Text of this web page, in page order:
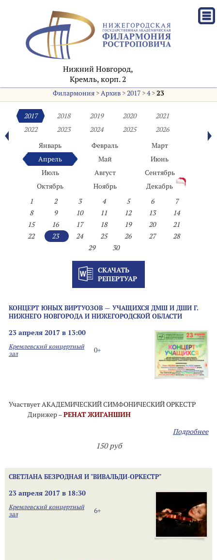
Нижний Новгород,
Кремль, корп. 2
Филармония>Архив>2017>4>23
2017 2018 2019 2020
2021
2022
2023 2024 2025
2026
Январь
Февраль
Март
Апрель
Май
Июнь
Июль
Август
Сентябрь
Октябрь
Ноябрь
Декабрь
1
2 3 4 5 6
7
8
9 10 11 12 13
14
15
16 17 18 19 20
21
22
23 24 25 26 27
28
29
30
СКАЧАТЬ
РЕПЕРТУАР
КОНЦЕРТ ЮНЫХ ВИРТУОЗОВ — УЧАЩИХСЯ ДМШ И ДШИ Г.
НИЖНЕГО НОВГОРОДА И НИЖЕГОРОДСКОЙ ОБЛАСТИ
23 апреля 2017 в 13:00
0+
Кремлевский концертный
зал
Участвует АКАДЕМИЧЕСКИЙ СИМФОНИЧЕСКИЙ ОРКЕСТР
Дирижер –РЕНАТ ЖИГАНШИН
Подробнее
150 руб
СВЕТЛАНА БЕЗРОДНАЯ И "ВИВАЛЬДИ-ОРКЕСТР"
23 апреля 2017 в 18:30
6+
Кремлевский концертный
зал